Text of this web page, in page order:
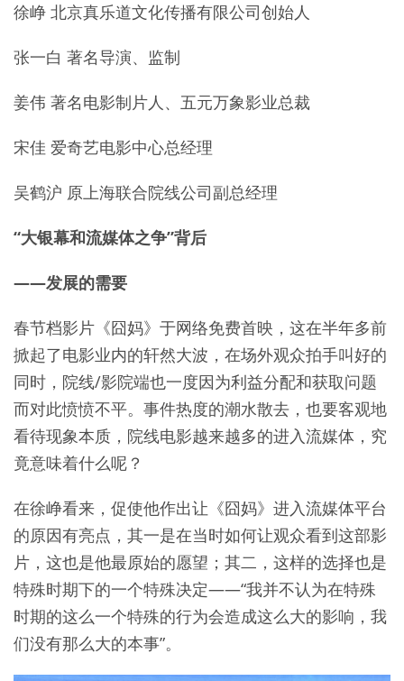
徐峥 北京真乐道文化传播有限公司创始人
张一白 著名导演、监制
姜伟 著名电影制片人、五元万象影业总裁
宋佳 爱奇艺电影中心总经理
吴鹤沪 原上海联合院线公司副总经理
“大银幕和流媒体之争”背后
——发展的需要
春节档影片《囧妈》于网络免费首映，这在半年多前
掀起了电影业内的轩然大波，在场外观众拍手叫好的
同时，院线/影院端也一度因为利益分配和获取问题
而对此愤愤不平。事件热度的潮水散去，也要客观地
看待现象本质，院线电影越来越多的进入流媒体，究
竟意味着什么呢？
在徐峥看来，促使他作出让《囧妈》进入流媒体平台
的原因有亮点，其一是在当时如何让观众看到这部影
片，这也是他最原始的愿望；其二，这样的选择也是
特殊时期下的一个特殊决定——“我并不认为在特殊
时期的这么一个特殊的行为会造成这么大的影响，我
们没有那么大的本事”。